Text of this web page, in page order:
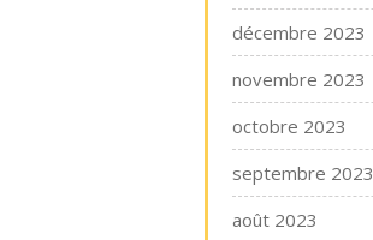
décembre 2023
novembre 2023
octobre 2023
septembre 2023
août 2023